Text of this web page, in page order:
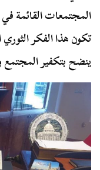
المجتمعات القائمة
تكون هذا الفكر
ينضح بتكفير المجتمع